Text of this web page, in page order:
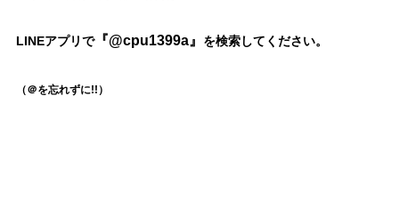
LINEアプリで『@cpu1399a』 を検索してください。
（＠を忘れずに!!）